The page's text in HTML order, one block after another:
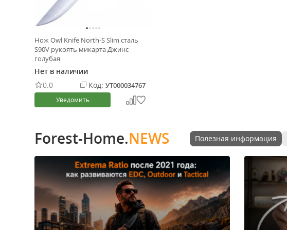
Нож Owl Knife North-S Slim сталь
S90V рукоять микарта Джинс
голубая
Нет в наличии
0.0
Код: УТ000034767
Уведомить
Forest-Home.NEWS Полезная информация